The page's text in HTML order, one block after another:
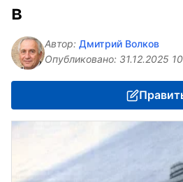
в
Автор: Дмитрий Волков
Опубликовано: 31.12.2025